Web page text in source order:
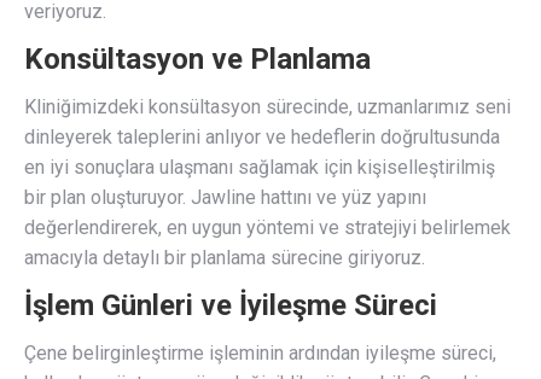
veriyoruz.
Konsültasyon ve Planlama
Kliniğimizdeki konsültasyon sürecinde, uzmanlarımız seni
dinleyerek taleplerini anlıyor ve hedeflerin doğrultusunda
en iyi sonuçlara ulaşmanı sağlamak için kişiselleştirilmiş
bir plan oluşturuyor. Jawline hattını ve yüz yapını
değerlendirerek, en uygun yöntemi ve stratejiyi belirlemek
amacıyla detaylı bir planlama sürecine giriyoruz.
İşlem Günleri ve İyileşme Süreci
Çene belirginleştirme işleminin ardından iyileşme süreci,